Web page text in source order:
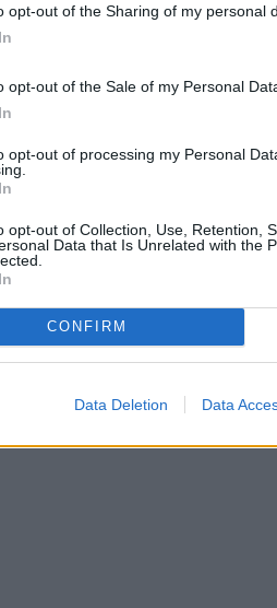
opt-out of the Sharing of my personal
opt-out of the Sale of my Personal
opt-out of processing my Personal
opt-out of Collection, Use, Retention,
Data that Is Unrelated with the
CONFIRM
Data Deletion Data
que sus jugadores
B. “Ganar de la forma que lo
tantos no es fácil y nosotros
sin jugar en casa y este
para resembrar el césped del
a ejercitarse en Martos o
sus propias instalaciones, en las
y a Martos, porque
resembrando LaVictoria”,